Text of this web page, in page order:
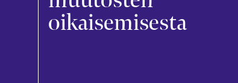
oikaisemisesta